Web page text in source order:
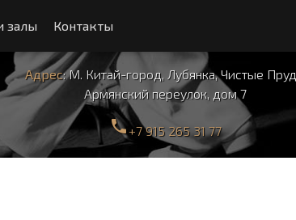
залы Контакты
Адрес: М. Китай-город, Лубянка, Чистые
Армянский переулок, дом 7
phone+7 915 265 31 77